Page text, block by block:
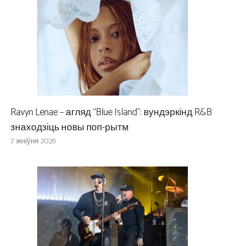
Ravyn Lenae – агляд “Blue Island”: вундэркінд R&B
знаходзіць новы поп-рытм
7 жніўня 2026